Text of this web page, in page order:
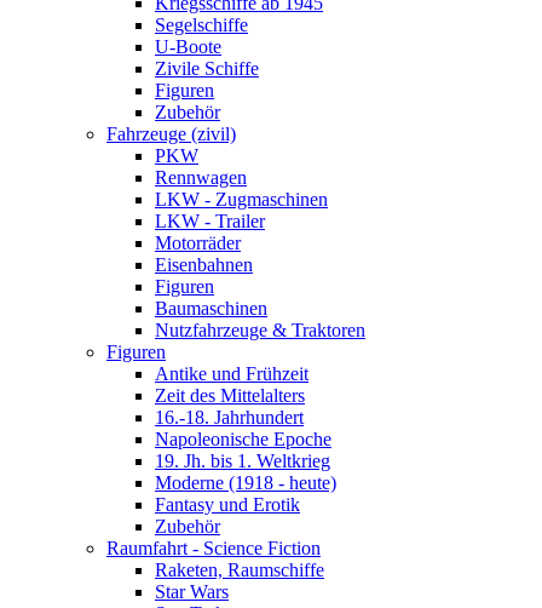
Segelschiffe
U-Boote
Zivile Schiffe
Figuren
Zubehör
Fahrzeuge (zivil)
PKW
Rennwagen
LKW - Zugmaschinen
LKW - Trailer
Motorräder
Eisenbahnen
Figuren
Baumaschinen
Nutzfahrzeuge & Traktoren
Figuren
Antike und Frühzeit
Zeit des Mittelalters
16.-18. Jahrhundert
Napoleonische Epoche
19. Jh. bis 1. Weltkrieg
Moderne (1918 - heute)
Fantasy und Erotik
Zubehör
Raumfahrt - Science Fiction
Raketen, Raumschiffe
Star Wars